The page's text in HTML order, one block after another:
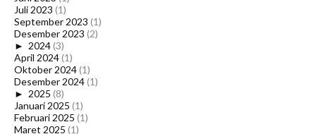
Juli 2023 (1)
September 2023 (1)
Desember 2023 (2)
► 2024(3)
April 2024(1)
Oktober 2024(1)
Desember 2024(1)
► 2025 (8)
Januari 2025 (1)
Februari 2025 (1)
Maret 2025 (1)